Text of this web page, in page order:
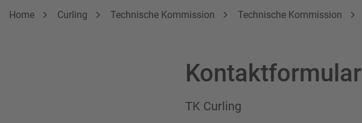
Breadcrumbnavigation
Sie befinden sich hier:
Home Curling Technische Kommission Technische Kommission
Kontaktformular
TK Curling